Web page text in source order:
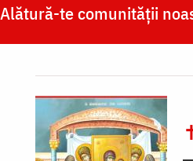
Alătură-te comunității